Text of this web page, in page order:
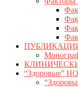
“Здоровые”